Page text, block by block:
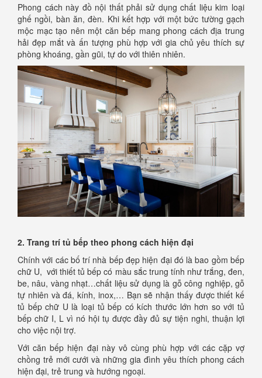
Phong cách này đồ nội thất phải sử dụng chất liệu kim loại
ghế ngồi, bàn ăn, đèn. Khi kết hợp với một bức tường gạch
mộc mạc tạo nên một căn bếp mang phong cách địa trung
hải đẹp mắt và ấn tượng phù hợp với gia chủ yêu thích sự
phòng khoáng, gần gũi, tự do với thiên nhiên.
2. Trang trí tủ bếp theo phong cách hiện đại
Chính với các bố trí nhà bếp đẹp hiện đại đó là bao gồm bếp
chữ U, với thiết tủ bếp có màu sắc trung tính như trắng, đen,
be, nâu, vàng nhạt…chất liệu sử dụng là gỗ công nghiệp, gỗ
tự nhiên và đá, kính, inox,… Bạn sẽ nhận thấy được thiết kế
tủ bếp chữ U là loại tủ bếp có kích thước lớn hơn so với tủ
bếp chữ I, L vì nó hội tụ được đầy đủ sự tiện nghi, thuận lợi
cho việc nội trợ.
Với căn bếp hiện đại này vô cùng phù hợp với các cặp vợ
chồng trẻ mới cưới và những gia đình yêu thích phong cách
hiện đại, trẻ trung và hướng ngoại.